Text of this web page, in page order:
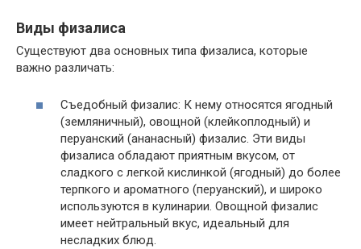
Виды физалиса
Существуют два основных типа физалиса, которые
важно различать:
Съедобный физалис: К нему относятся ягодный
(земляничный), овощной (клейкоплодный) и
перуанский (ананасный) физалис. Эти виды
физалиса обладают приятным вкусом, от
сладкого с легкой кислинкой (ягодный) до более
терпкого и ароматного (перуанский), и широко
используются в кулинарии. Овощной физалис
имеет нейтральный вкус, идеальный для
несладких блюд.